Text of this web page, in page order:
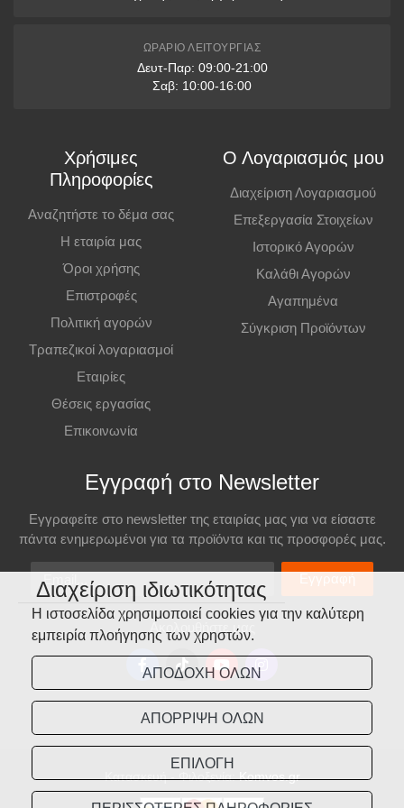
Παραλαβή από Κατάστημα
διαφορετικά η παραγγελία ακυρώνεται.
Επιπλέον Πληροφορίες
Οι τιμές ισχύουν και για αγορές από το φυσικό κατάστημα.
ΩΡΆΡΙΟ ΛΕΙΤΟΥΡΓΊΑΣ
Δευτ-Παρ: 09:00-21:00
Σαβ: 10:00-16:00
Χρήσιμες
Πληροφορίες
Αναζητήστε το δέμα σας
Η εταιρία μας
Όροι χρήσης
Επιστροφές
Πολιτική αγορών
Τραπεζικοί λογαριασμοί
Εταιρίες
Θέσεις εργασίας
Επικοινωνία
Ο Λογαριασμός μου
Διαχείριση Λογαριασμού
Επεξεργασία Στοιχείων
Ιστορικό Αγορών
Καλάθι Αγορών
Αγαπημένα
Σύγκριση Προϊόντων
Εγγραφή στο Newsletter
Εγγραφείτε στο newsletter της εταιρίας μας για να είσαστε
πάντα ενημερωμένοι για τα προϊόντα και τις προσφορές μας.
Email
Εγγραφή
Ακολουθήστε μας
Κατασκευή - Φιλοξενία:Komvos.gr
Διαχείριση ιδιωτικότητας
Η ιστοσελίδα χρησιμοποιεί cookies για την καλύτερη
εμπειρία πλοήγησης των χρηστών.
ΑΠΟΔΟΧΗ ΟΛΩΝ
ΑΠΟΡΡΙΨΗ ΟΛΩΝ
ΕΠΙΛΟΓΗ